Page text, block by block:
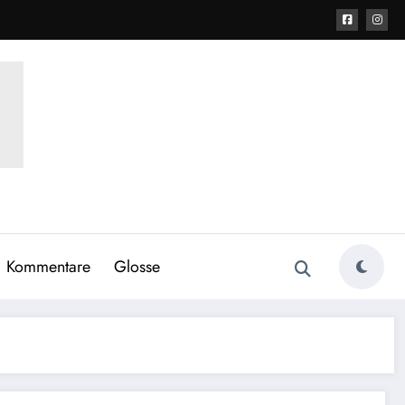
Kommentare Glosse